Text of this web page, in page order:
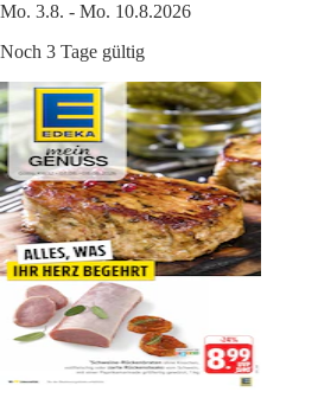
Mo. 3.8. - Mo. 10.8.2026
Noch 3 Tage gültig